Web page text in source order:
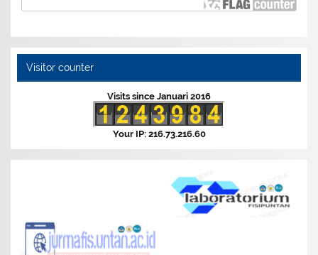
Visitor counter
Visits since Januari 2016
Your IP: 216.73.216.60